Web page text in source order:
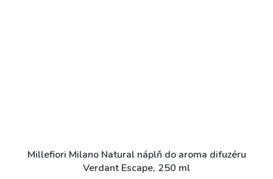
Millefiori Milano Natural náplň do aroma difuzéru
Verdant Escape, 250 ml